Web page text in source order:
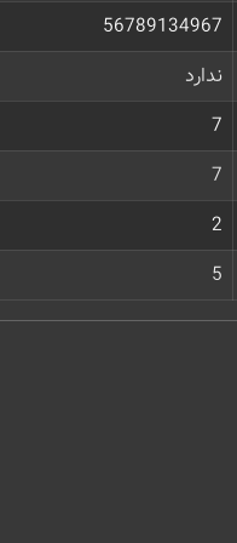
56789134967
ندارد
7
7
2
5